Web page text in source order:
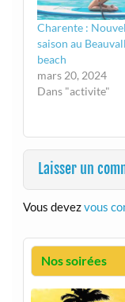
Charente :
saison au
beach
mars 20, 2024
Dans "activite"
Laisser un
Vous devezvous
Nos soirées